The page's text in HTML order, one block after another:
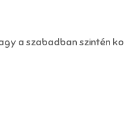
a szabadban szintén